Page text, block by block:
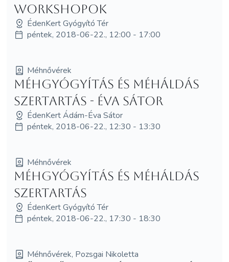
workshopok
ÉdenKert Gyógyító Tér
péntek, 2018-06-22., 12:00 - 17:00
Méhnővérek
Méhgyógyítás és MéhÁldás
szertartás - Éva Sátor
ÉdenKert Ádám-Éva Sátor
péntek, 2018-06-22., 12:30 - 13:30
Méhnővérek
Méhgyógyítás és MéhÁldás
szertartás
ÉdenKert Gyógyító Tér
péntek, 2018-06-22., 17:30 - 18:30
Méhnővérek, Pozsgai Nikoletta